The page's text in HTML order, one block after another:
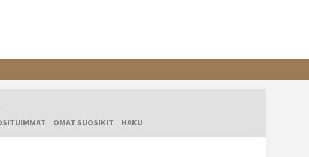
OMAT SUOSIKIT HAKU